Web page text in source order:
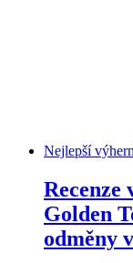
Nejlepší
Recenze
Golden
odměny